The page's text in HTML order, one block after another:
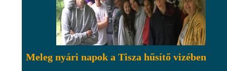
Meleg nyári napok a Tisza hűsítő vizében